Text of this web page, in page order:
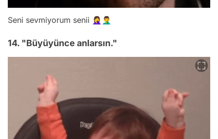
Seni sevmiyorum senii 🤦‍♀️🤦‍♂️
14. "Büyüyünce anlarsın."